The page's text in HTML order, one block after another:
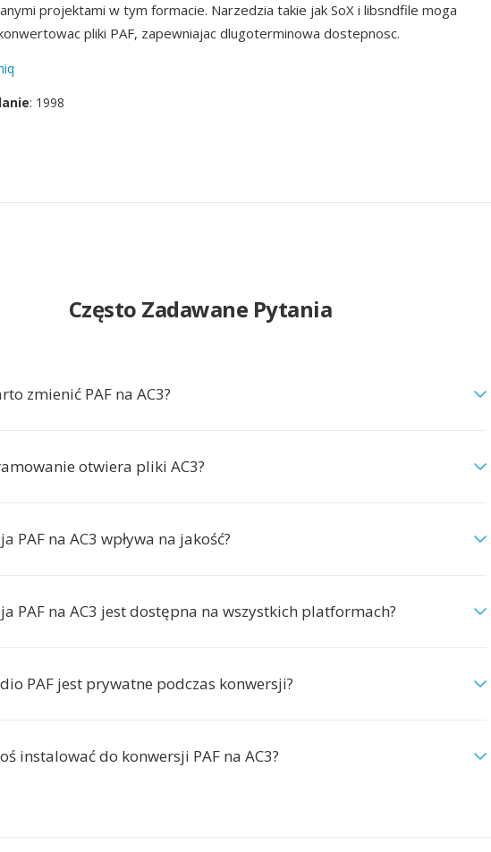
projektami w tym formacie. Narzedzia takie jak SoX i libsndfile moga
pliki PAF, zapewniajac dlugoterminowa dostepnosc.
: 1998
Często Zadawane Pytania
zmienić PAF na AC3?
otwiera pliki AC3?
PAF na AC3 wpływa na jakość?
PAF na AC3 jest dostępna na wszystkich platformach?
PAF jest prywatne podczas konwersji?
instalować do konwersji PAF na AC3?